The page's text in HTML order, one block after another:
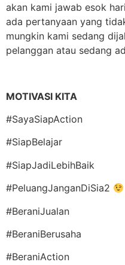
akan kami jawab esok
ada pertanyaan yang
mungkin kami sedang
pelanggan atau sedang
MOTIVASI KITA
#SayaSiapAction
#SiapBelajar
#SiapJadiLebihBaik
#PeluangJanganDiSia2
#BeraniJualan
#BeraniBerusaha
#BeraniAction